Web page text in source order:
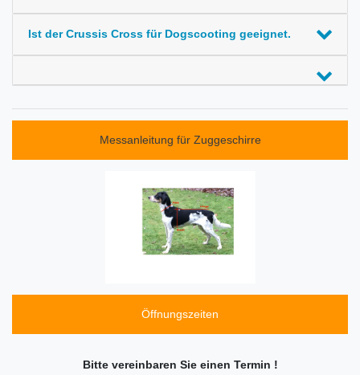
Ist der Crussis Cross für Dogscooting geeignet.
Messanleitung für Zuggeschirre
Öffnungszeiten
Bitte vereinbaren Sie einen Termin !